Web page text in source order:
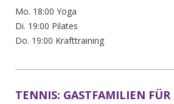
Mo. 18:00 Yoga
Di. 19:00 Pilates
Do. 19:00 Krafttraining
TENNIS: GASTFAMILIEN FÜR